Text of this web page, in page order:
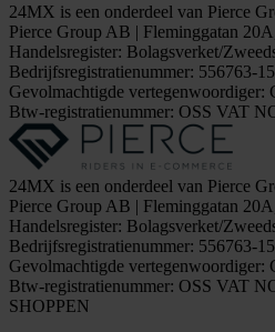
24MX is een onderdeel van Pierce
Pierce Group AB | Fleminggatan
Handelsregister: Bolagsverket/
Bedrijfsregistratienummer: 556763-
Gevolmachtigde vertegenwoordiger:
Btw-registratienummer: OSS VAT
24MX is een onderdeel van Pierce
Pierce Group AB | Fleminggatan
Handelsregister: Bolagsverket/
Bedrijfsregistratienummer: 556763-
Gevolmachtigde vertegenwoordiger:
Btw-registratienummer: OSS VAT
SHOPPEN